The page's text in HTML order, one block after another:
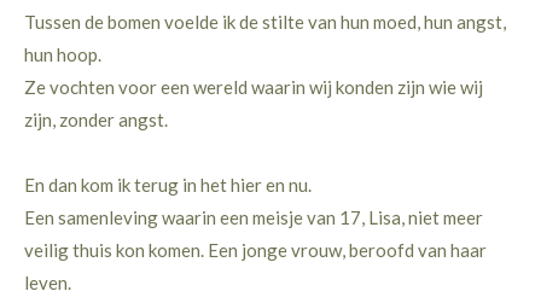
Tussen de bomen voelde ik de stilte van hun moed, hun angst,
hun hoop.
Ze vochten voor een wereld waarin wij konden zijn wie wij
zijn, zonder angst.
En dan kom ik terug in het hier en nu.
Een samenleving waarin een meisje van 17, Lisa, niet meer
veilig thuis kon komen. Een jonge vrouw, beroofd van haar
leven.